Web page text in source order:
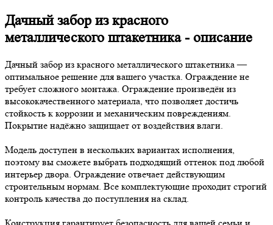
Дачный забор из красного
металлического штакетника - описание
Дачный забор из красного металлического штакетника —
оптимальное решение для вашего участка. Ограждение не
требует сложного монтажа. Ограждение произведён из
высококачественного материала, что позволяет достичь
стойкость к коррозии и механическим повреждениям.
Покрытие надёжно защищает от воздействия влаги.
Модель доступен в нескольких вариантах исполнения,
поэтому вы сможете выбрать подходящий оттенок под любой
интерьер двора. Ограждение отвечает действующим
строительным нормам. Все комплектующие проходит строгий
контроль качества до поступления на склад.